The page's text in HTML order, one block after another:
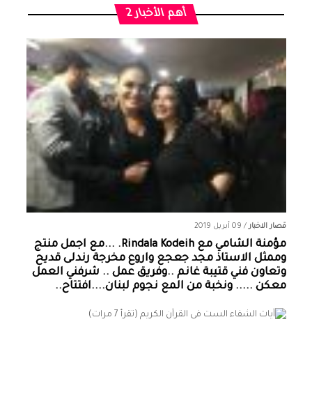
أهم الأخبار 2
قصار الاخبار/ 09 أبريل 2019
مؤمنة الشامي‏ مع ‏‎Rindala Kodeih‎‏. ...مع اجمل منتج
وممثل الاستاذ مجد جعجع واروع مخرجة رندلى قديح
وتعاون فني قتيبة غانم ..وفريق عمل .. شرفني العمل
معكن ..... ونخبة من المع نجوم لبنان....افتتاح..